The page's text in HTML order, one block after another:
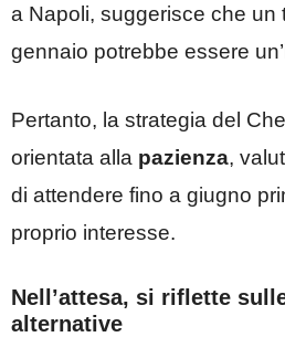
a Napoli, suggerisce che un
gennaio potrebbe essere un’
Pertanto, la strategia del
orientata alla pazienza,
di attendere fino a giugno
proprio interesse.
Nell’attesa, si riflette
alternative